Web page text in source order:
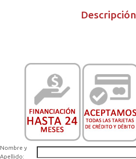
Descripción
Nombre y
Apellido: